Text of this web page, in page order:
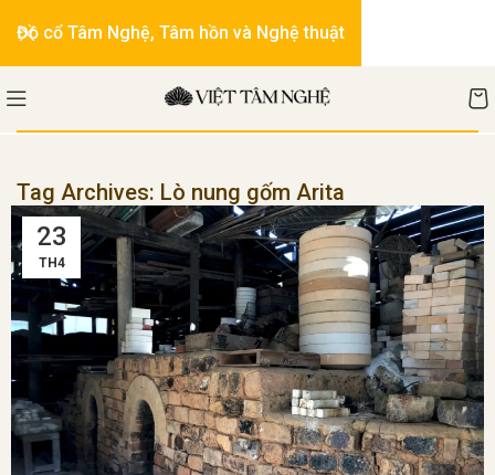
Tag Archives: Lò nung gốm Arita
23
TH4
Đồ cổ Tâm Nghệ, Tâm hồn và Nghệ thuật